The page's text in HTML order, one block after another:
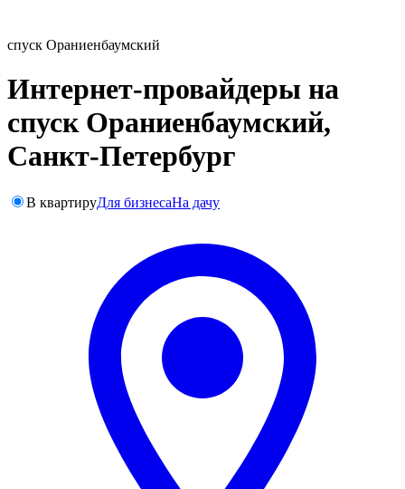
спуск Ораниенбаумский
Интернет-провайдеры на
спуск Ораниенбаумский,
Санкт-Петербург
В квартируДля бизнесаНа дачу